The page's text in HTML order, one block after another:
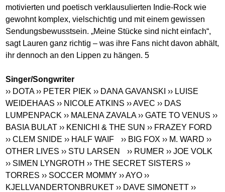
motivierten und poetisch verklausulierten Indie-Rock wie
gewohnt komplex, vielschichtig und mit einem gewissen
Sendungsbewusstsein. „Meine Stücke sind nicht einfach“,
sagt Lauren ganz richtig – was ihre Fans nicht davon abhält,
ihr dennoch an den Lippen zu hängen. 5
Singer/Songwriter
›› DOTA ›› PETER PIEK ›› DANA GAVANSKI ›› LUISE
WEIDEHAAS ›› NICOLE ATKINS ›› AVEC ›› DAS
LUMPENPACK ›› MALENA ZAVALA ›› GATE TO VENUS ››
BASIA BULAT ›› KENICHI & THE SUN ›› FRAZEY FORD
›› CLEM SNIDE ›› HALF WAIF ›› BIG FOX ›› M. WARD ››
OTHER LIVES ›› STU LARSEN ›› RUMER ›› JOE VOLK
›› SIMEN LYNGROTH ›› THE SECRET SISTERS ››
TORRES ›› SOCCER MOMMY ›› AYO ››
KJELLVANDERTONBRUKET ›› DAVE SIMONETT ››